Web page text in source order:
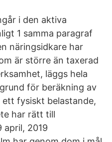
i den aktiva
1 samma paragraf
näringsidkare har
är större än taxerad
läggs hela
för beräkning av
ett fysiskt belastande,
har rätt till
april, 2019